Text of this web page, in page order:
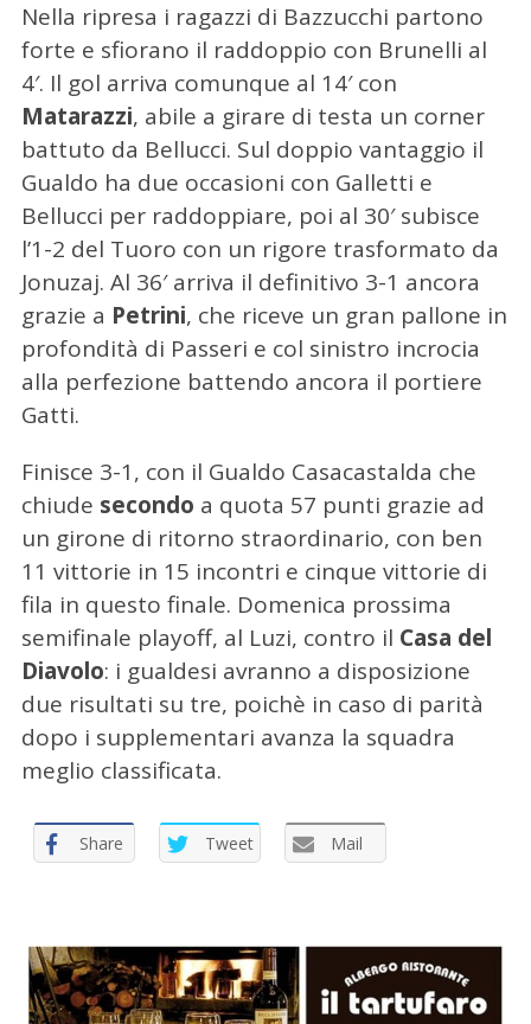
Nella ripresa i ragazzi di Bazzucchi partono
forte e sfiorano il raddoppio con Brunelli al
4′. Il gol arriva comunque al 14′ con
Matarazzi, abile a girare di testa un corner
battuto da Bellucci. Sul doppio vantaggio il
Gualdo ha due occasioni con Galletti e
Bellucci per raddoppiare, poi al 30′ subisce
l’1-2 del Tuoro con un rigore trasformato da
Jonuzaj. Al 36′ arriva il definitivo 3-1 ancora
grazie a Petrini, che riceve un gran pallone in
profondità di Passeri e col sinistro incrocia
alla perfezione battendo ancora il portiere
Gatti.
Finisce 3-1, con il Gualdo Casacastalda che
chiude secondo a quota 57 punti grazie ad
un girone di ritorno straordinario, con ben
11 vittorie in 15 incontri e cinque vittorie di
fila in questo finale. Domenica prossima
semifinale playoff, al Luzi, contro il Casa del
Diavolo: i gualdesi avranno a disposizione
due risultati su tre, poichè in caso di parità
dopo i supplementari avanza la squadra
meglio classificata.
Share Tweet Mail
C
e
r
a
p